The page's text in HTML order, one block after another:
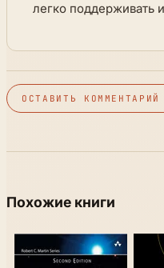
легко поддерживать
ОСТАВИТЬ КОММЕНТАРИЙ
Похожие книги